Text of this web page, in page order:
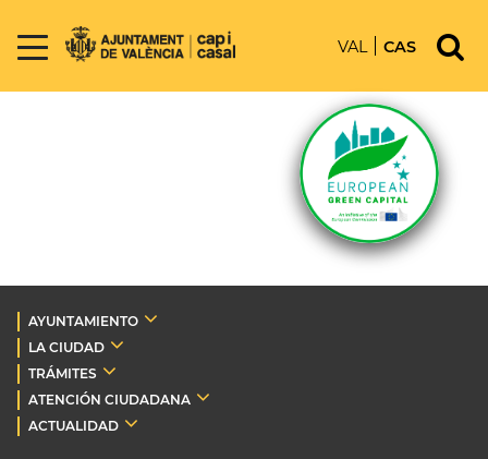
VAL CAS
AYUNTAMIENTO
LA CIUDAD
TRÁMITES
ATENCIÓN CIUDADANA
ACTUALIDAD